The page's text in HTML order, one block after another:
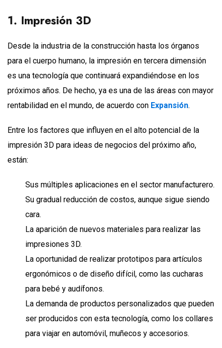
1. Impresión 3D
Desde la industria de la construcción hasta los órganos
para el cuerpo humano, la impresión en tercera dimensión
es una tecnología que continuará expandiéndose en los
próximos años. De hecho, ya es una de las áreas con mayor
rentabilidad en el mundo, de acuerdo con Expansión.
Entre los factores que influyen en el alto potencial de la
impresión 3D para ideas de negocios del próximo año,
están:
Sus múltiples aplicaciones en el sector manufacturero.
Su gradual reducción de costos, aunque sigue siendo
cara.
La aparición de nuevos materiales para realizar las
impresiones 3D.
La oportunidad de realizar prototipos para artículos
ergonómicos o de diseño difícil, como las cucharas
para bebé y audífonos.
La demanda de productos personalizados que pueden
ser producidos con esta tecnología, como los collares
para viajar en automóvil, muñecos y accesorios.